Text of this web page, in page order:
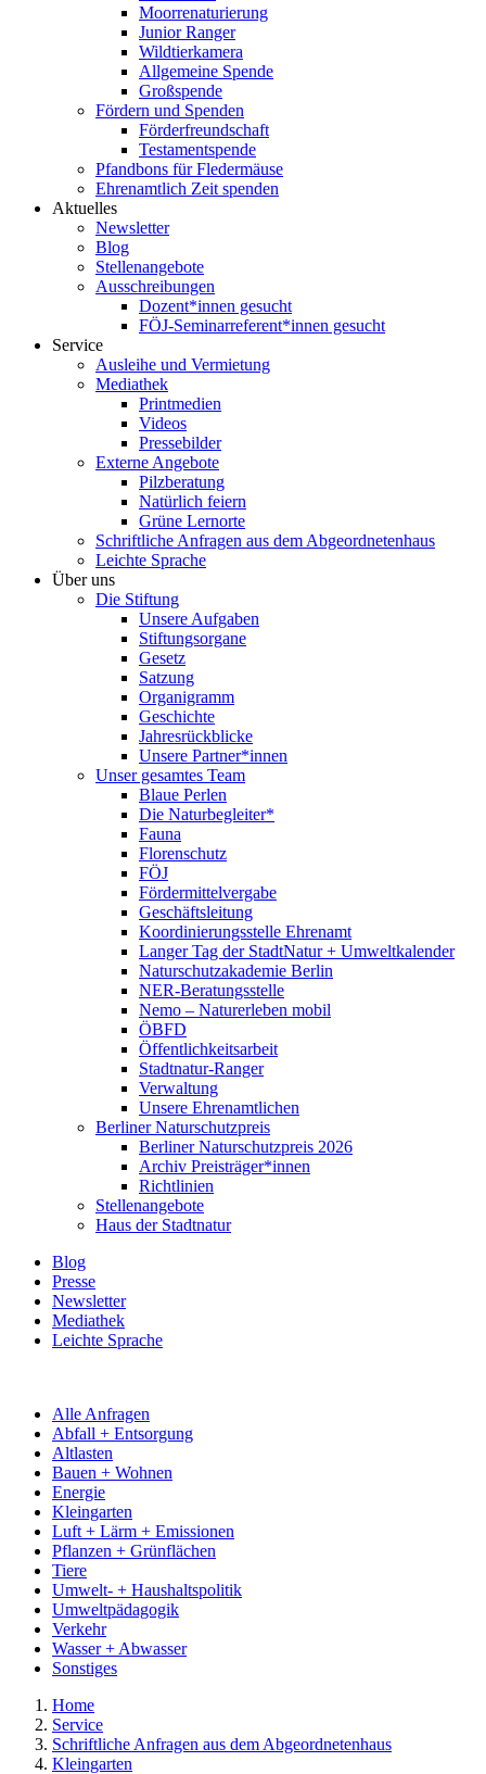
Moorrenaturierung
Junior Ranger
Wildtierkamera
Allgemeine Spende
Großspende
Fördern und Spenden
Förderfreundschaft
Testamentspende
Pfandbons für Fledermäuse
Ehrenamtlich Zeit spenden
Aktuelles
Newsletter
Blog
Stellenangebote
Ausschreibungen
Dozent*innen gesucht
FÖJ-Seminarreferent*innen gesucht
Service
Ausleihe und Vermietung
Mediathek
Printmedien
Videos
Pressebilder
Externe Angebote
Pilzberatung
Natürlich feiern
Grüne Lernorte
Schriftliche Anfragen aus dem Abgeordnetenhaus
Leichte Sprache
Über uns
Die Stiftung
Unsere Aufgaben
Stiftungsorgane
Gesetz
Satzung
Organigramm
Geschichte
Jahresrückblicke
Unsere Partner*innen
Unser gesamtes Team
Blaue Perlen
Die Naturbegleiter*
Fauna
Florenschutz
FÖJ
Fördermittelvergabe
Geschäftsleitung
Koordinierungsstelle Ehrenamt
Langer Tag der StadtNatur + Umweltkalender
Naturschutzakademie Berlin
NER-Beratungsstelle
Nemo – Naturerleben mobil
ÖBFD
Öffentlichkeitsarbeit
Stadtnatur-Ranger
Verwaltung
Unsere Ehrenamtlichen
Berliner Naturschutzpreis
Berliner Naturschutzpreis 2026
Archiv Preisträger*innen
Richtlinien
Stellenangebote
Haus der Stadtnatur
Blog
Presse
Newsletter
Mediathek
Leichte Sprache
Alle Anfragen
Abfall + Entsorgung
Altlasten
Bauen + Wohnen
Energie
Kleingarten
Luft + Lärm + Emissionen
Pflanzen + Grünflächen
Tiere
Umwelt- + Haushaltspolitik
Umweltpädagogik
Verkehr
Wasser + Abwasser
Sonstiges
Home
Service
Schriftliche Anfragen aus dem Abgeordnetenhaus
Kleingarten